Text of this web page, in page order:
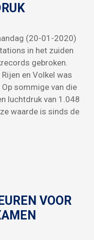
(20-01-2020)
in het zuiden
gebroken.
en Volkel was
sommige van die
luchtdruk van 1.048
waarde is sinds de
VOOR